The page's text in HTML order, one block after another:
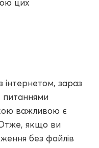
цих
інтернетом, зараз
важливою є
Отже, якщо ви
без файлів